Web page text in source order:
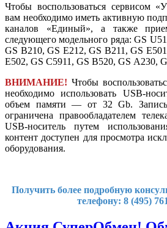
Чтобы воспользоваться
вам необходимо иметь активную
каналов «Единый», а также
следующего модельного ряда: GS
GS B210, GS E212, GS В211, GS
E502, GS C5911, GS B520, GS А230,
ВНИМАНИЕ! Чтобы
необходимо использовать USB-
объем памяти — от 32 Gb.
ограничена правообладателем
USB-носитель путем
контент доступен для просмотра
оборудования.
Получить более подробную
телефону: 8 (495)